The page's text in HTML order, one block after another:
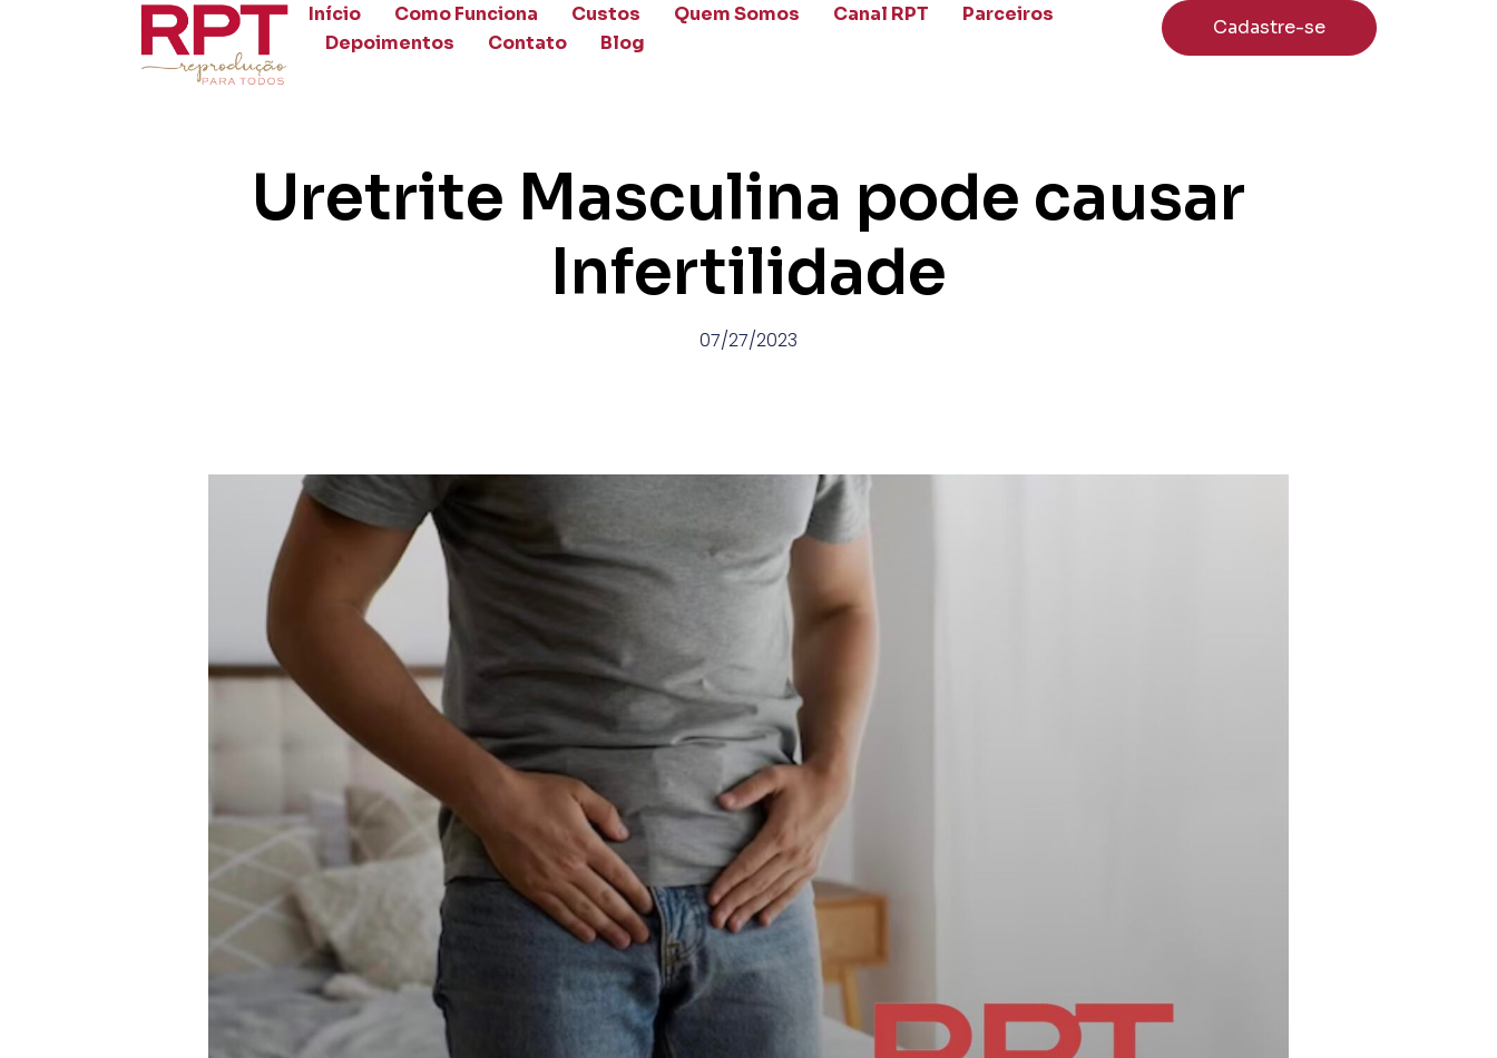
Início Como Funciona Custos Quem Somos Canal RPT
Parceiros
Depoimentos
Contato Blog
Cadastre-se
Uretrite Masculina pode causar
Infertilidade
07/27/2023